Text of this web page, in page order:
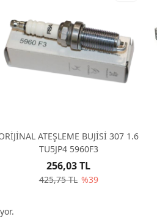
ATEŞLEME BUJİSİ 307 1.6
TU5JP4 5960F3
425,75 TL %39
256,03 TL